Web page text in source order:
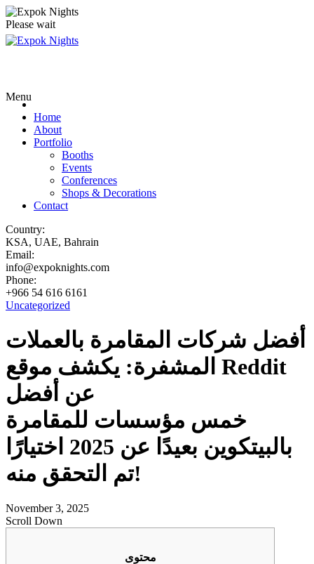
Please wait
Menu
Home
About
Portfolio
Booths
Events
Conferences
Shops & Decorations
Contact
Country:
KSA, UAE, Bahrain
Email:
info@expoknights.com
Phone:
+966 54 616 6161
Uncategorized
أفضل شركات المقامرة بالعملات
المشفرة: يكشف موقع Reddit
عن أفضل
خمس مؤسسات للمقامرة
بالبيتكوين بعيدًا عن 2025 اختيارًا
تم التحقق منه!
November 3, 2025
Scroll Down
محتوى